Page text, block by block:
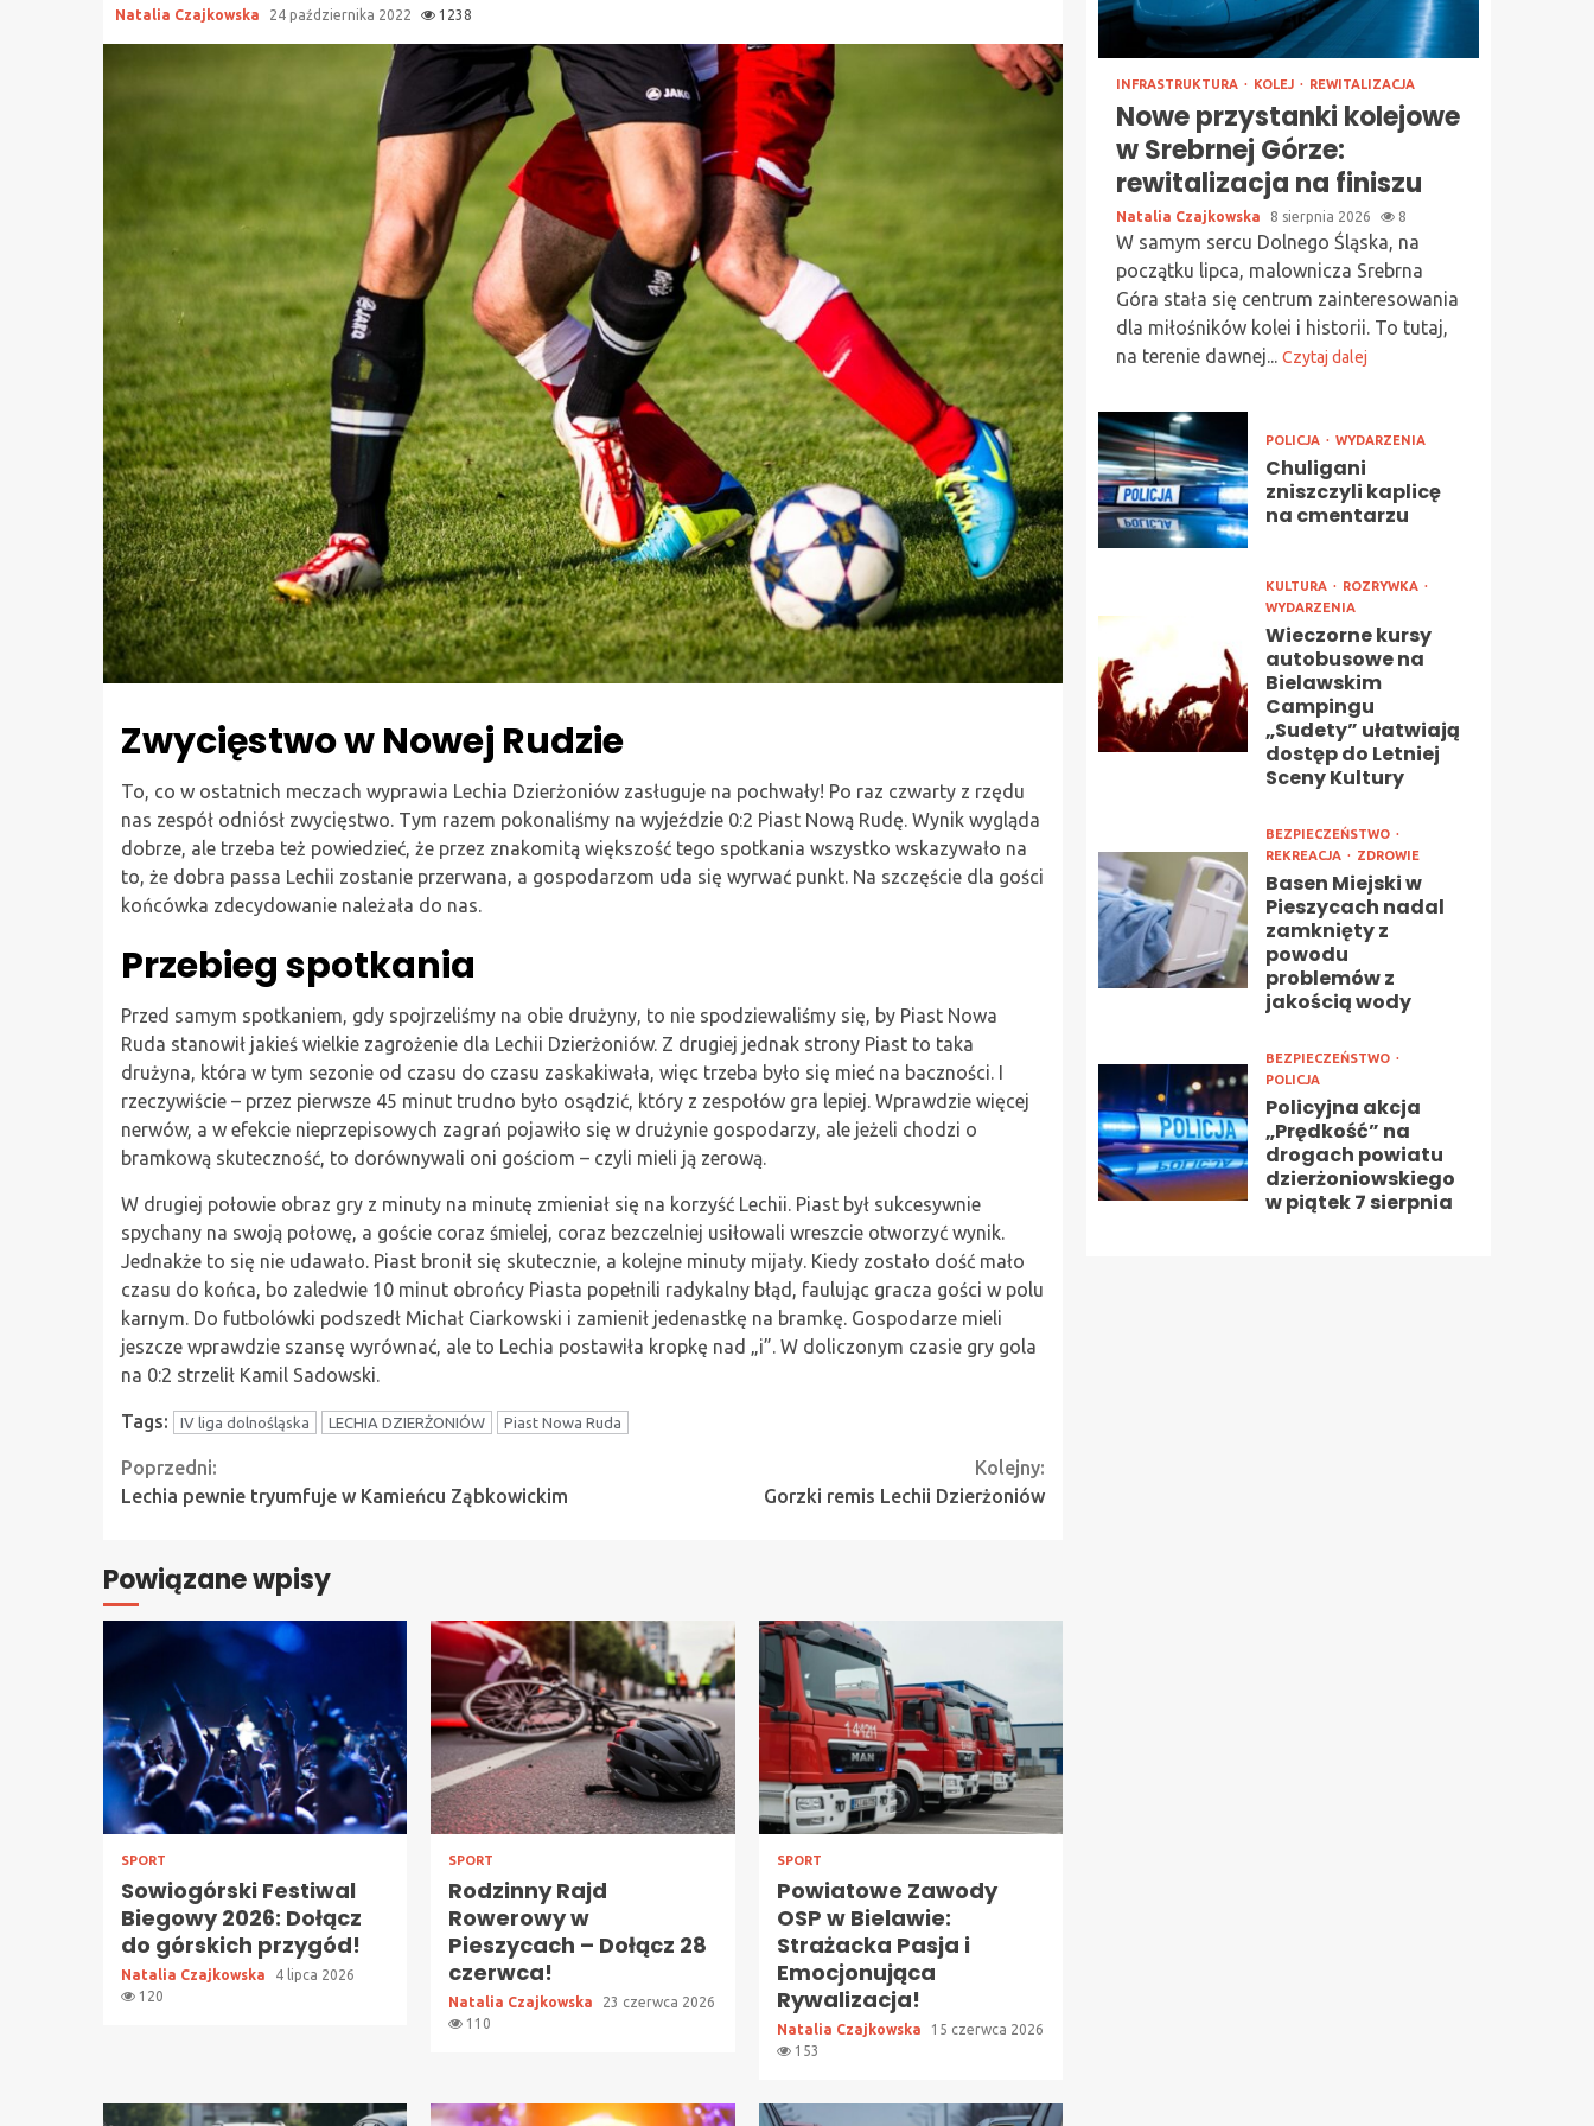
Natalia Czajkowska 24 października 2022 1238
Zwycięstwo w Nowej Rudzie
To, co w ostatnich meczach wyprawia Lechia Dzierżoniów zasługuje na pochwały! Po raz czwarty z rzędu
nas zespół odniósł zwycięstwo. Tym razem pokonaliśmy na wyjeździe 0:2 Piast Nową Rudę. Wynik wygląda
dobrze, ale trzeba też powiedzieć, że przez znakomitą większość tego spotkania wszystko wskazywało na
to, że dobra passa Lechii zostanie przerwana, a gospodarzom uda się wyrwać punkt. Na szczęście dla gości
końcówka zdecydowanie należała do nas.
Przebieg spotkania
Przed samym spotkaniem, gdy spojrzeliśmy na obie drużyny, to nie spodziewaliśmy się, by Piast Nowa
Ruda stanowił jakieś wielkie zagrożenie dla Lechii Dzierżoniów. Z drugiej jednak strony Piast to taka
drużyna, która w tym sezonie od czasu do czasu zaskakiwała, więc trzeba było się mieć na baczności. I
rzeczywiście – przez pierwsze 45 minut trudno było osądzić, który z zespołów gra lepiej. Wprawdzie więcej
nerwów, a w efekcie nieprzepisowych zagrań pojawiło się w drużynie gospodarzy, ale jeżeli chodzi o
bramkową skuteczność, to dorównywali oni gościom – czyli mieli ją zerową.
W drugiej połowie obraz gry z minuty na minutę zmieniał się na korzyść Lechii. Piast był sukcesywnie
spychany na swoją połowę, a goście coraz śmielej, coraz bezczelniej usiłowali wreszcie otworzyć wynik.
Jednakże to się nie udawało. Piast bronił się skutecznie, a kolejne minuty mijały. Kiedy zostało dość mało
czasu do końca, bo zaledwie 10 minut obrońcy Piasta popełnili radykalny błąd, faulując gracza gości w polu
karnym. Do futbolówki podszedł Michał Ciarkowski i zamienił jedenastkę na bramkę. Gospodarze mieli
jeszcze wprawdzie szansę wyrównać, ale to Lechia postawiła kropkę nad „i”. W doliczonym czasie gry gola
na 0:2 strzelił Kamil Sadowski.
Tags: IV liga dolnośląska LECHIA DZIERŻONIÓW Piast Nowa Ruda
Continue
Reading
Poprzedni:
Lechia pewnie tryumfuje w Kamieńcu Ząbkowickim
Kolejny:
Gorzki remis Lechii Dzierżoniów
Powiązane wpisy
SPORT
Sowiogórski Festiwal
Biegowy 2026: Dołącz
do górskich przygód!
Natalia Czajkowska
4 lipca 2026
120
SPORT
Rodzinny Rajd
Rowerowy w
Pieszycach – Dołącz 28
czerwca!
Natalia Czajkowska
23 czerwca 2026
110
SPORT
Powiatowe Zawody
OSP w Bielawie:
Strażacka Pasja i
Emocjonująca
Rywalizacja!
Natalia Czajkowska
15 czerwca 2026
153
INFRASTRUKTURA KOLEJ REWITALIZACJA
Nowe przystanki kolejowe
w Srebrnej Górze:
rewitalizacja na finiszu
Natalia Czajkowska 8 sierpnia 2026 8
W samym sercu Dolnego Śląska, na
początku lipca, malownicza Srebrna
Góra stała się centrum zainteresowania
dla miłośników kolei i historii. To tutaj,
na terenie dawnej... Czytaj dalej
POLICJA WYDARZENIA
Chuligani
zniszczyli kaplicę
na cmentarzu
KULTURA
ROZRYWKA
WYDARZENIA
Wieczorne kursy
autobusowe na
Bielawskim
Campingu
„Sudety” ułatwiają
dostęp do Letniej
Sceny Kultury
BEZPIECZEŃSTWO
REKREACJA
ZDROWIE
Basen Miejski w
Pieszycach nadal
zamknięty z
powodu
problemów z
jakością wody
BEZPIECZEŃSTWO
POLICJA
Policyjna akcja
„Prędkość” na
drogach powiatu
dzierżoniowskiego
w piątek 7 sierpnia